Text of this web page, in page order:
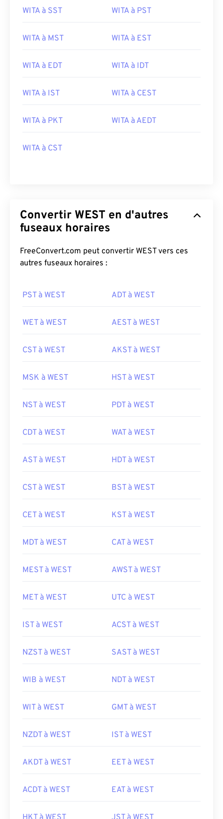
WITA à SST WITA à PST
WITA à MST WITA à EST
WITA à EDT WITA à IDT
WITA à IST WITA à CEST
WITA à PKT WITA à AEDT
WITA à CST
Convertir WEST en d'autres
fuseaux horaires
FreeConvert.com peut convertir WEST vers ces
autres fuseaux horaires :
PST à WEST ADT à WEST
WET à WEST AEST à WEST
CST à WEST AKST à WEST
MSK à WEST HST à WEST
NST à WEST PDT à WEST
CDT à WEST WAT à WEST
AST à WEST HDT à WEST
CST à WEST BST à WEST
CET à WEST KST à WEST
MDT à WEST CAT à WEST
MEST à WEST AWST à WEST
MET à WEST UTC à WEST
IST à WEST ACST à WEST
NZST à WEST SAST à WEST
WIB à WEST NDT à WEST
WIT à WEST GMT à WEST
NZDT à WEST IST à WEST
AKDT à WEST EET à WEST
ACDT à WEST EAT à WEST